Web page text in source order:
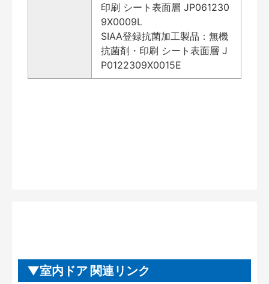
印刷 シート表面層 JP061230
9X0009L
SIAA登録抗菌加工製品：無機
抗菌剤・印刷 シート表面層 J
P0122309X0015E
室内ドア 関連リンク